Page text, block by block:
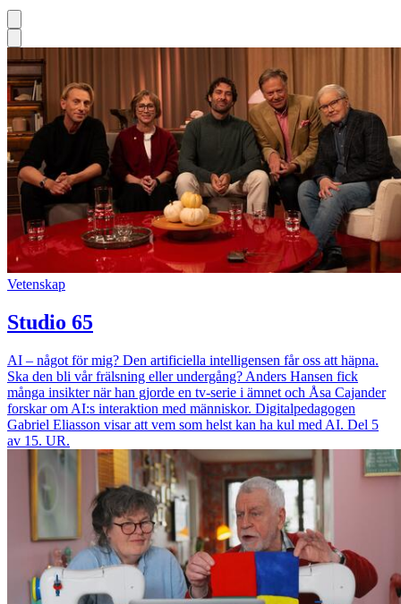
Vetenskap
Studio 65
AI – något för mig? Den artificiella intelligensen får oss att häpna.
Ska den bli vår frälsning eller undergång? Anders Hansen fick
många insikter när han gjorde en tv-serie i ämnet och Åsa Cajander
forskar om AI:s interaktion med människor. Digitalpedagogen
Gabriel Eliasson visar att vem som helst kan ha kul med AI. Del 5
av 15. UR.